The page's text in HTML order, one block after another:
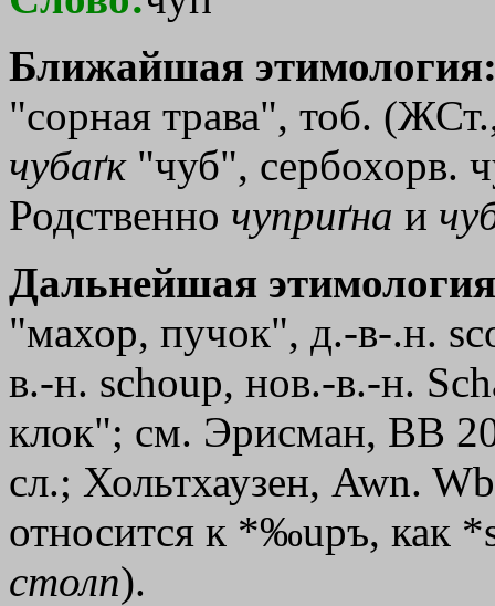
Ближайшая
"сорная трава", тоб.
чубаґк"чуб", сербохорв.
Родственно чуприґна и
Дальнейшая
"махор, пучок", д.-в-.н.
в.-н. sсhоuр, нов.-в.-н.
клок"; см. Эрисман, ВВ
сл.; Хольтхаузен, Awn.
относится к *‰uръ, как
столп).